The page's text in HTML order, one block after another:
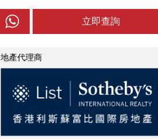
立即查詢
地產代理商